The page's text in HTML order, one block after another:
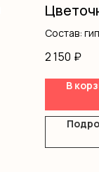
Состав:
2 150 ₽
В